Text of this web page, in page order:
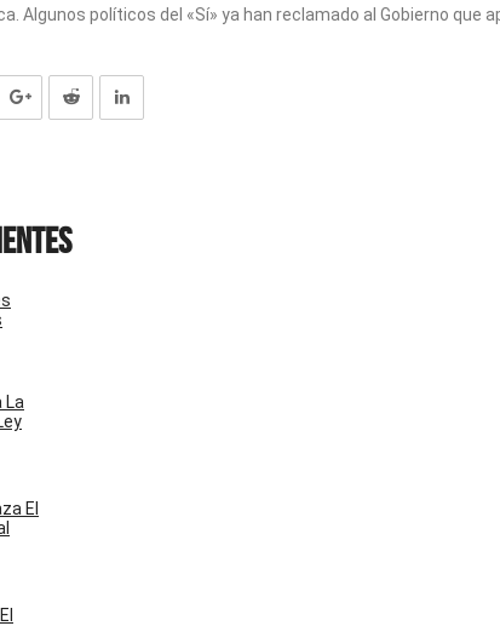
Algunos políticos del «Sí» ya han reclamado al Gobierno
La
El